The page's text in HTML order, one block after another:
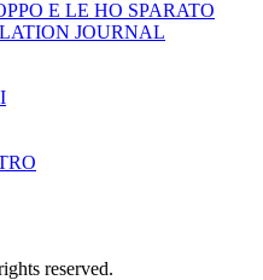
E LE HO SPARATO
JOURNAL
reserved.